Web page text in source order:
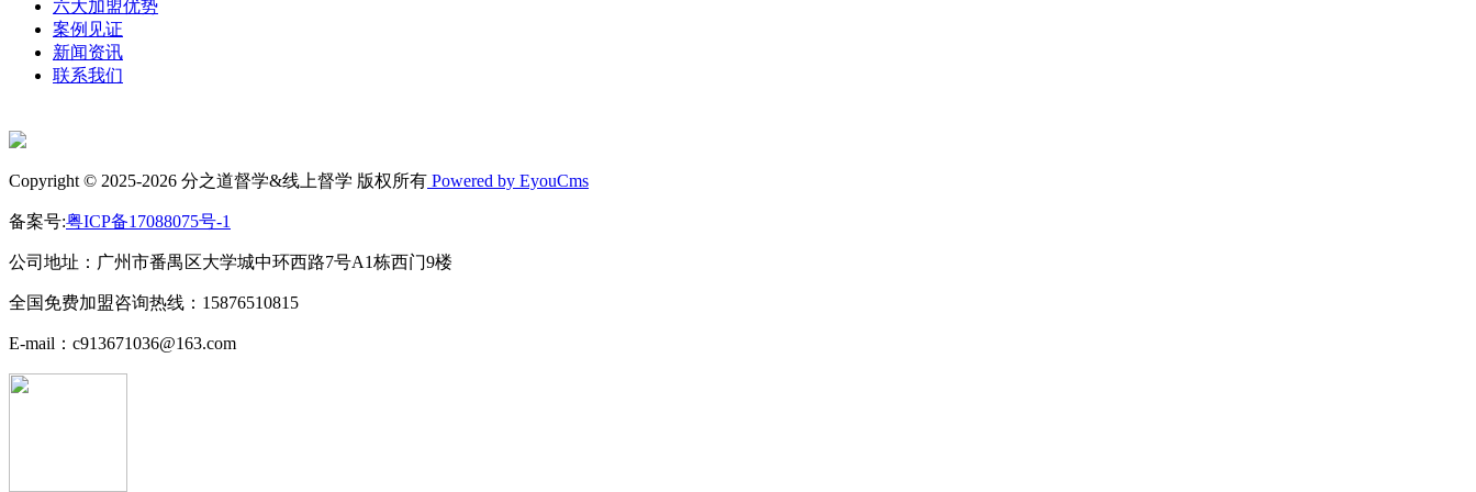
六大加盟优势
案例见证
新闻资讯
联系我们
Copyright © 2025-2026 分之道督学&线上督学 版权所有 Powered by EyouCms
备案号:粤ICP备17088075号-1
公司地址：广州市番禺区大学城中环西路7号A1栋西门9楼
全国免费加盟咨询热线：15876510815
E-mail：c913671036@163.com